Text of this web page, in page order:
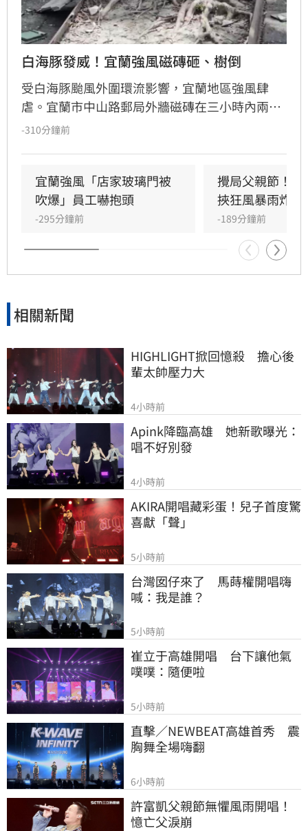
白海豚發威！宜蘭強風磁磚砸、樹倒
受白海豚颱風外圍環流影響，宜蘭地區強風肆
虐。宜蘭市中山路郵局外牆磁磚在三小時內兩度
剝落，武營街亦發生磁磚砸地險象，所幸無人傷
全面停駛。
-310分鐘前
宜蘭強風「店家玻璃門被
吹爆」員工嚇抱頭
-295分鐘前
攪局父親節！
挾狂風暴雨炸雙
-189分鐘前
相關新聞
HIGHLIGHT掀回憶殺　擔心後
輩太帥壓力大
4小時前
Apink降臨高雄　她新歌曝光：
唱不好別發
4小時前
AKIRA開唱藏彩蛋！兒子首度驚
喜獻「聲」
5小時前
台灣囡仔來了　馬蒔權開唱嗨
喊：我是誰？
5小時前
崔立于高雄開唱　台下讓他氣
噗噗：隨便啦
5小時前
直擊／NEWBEAT高雄首秀　震
胸舞全場嗨翻
6小時前
許富凱父親節無懼風雨開唱！
憶亡父淚崩